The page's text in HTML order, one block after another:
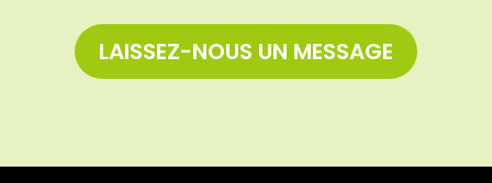
LAISSEZ-NOUS UN MESSAGE